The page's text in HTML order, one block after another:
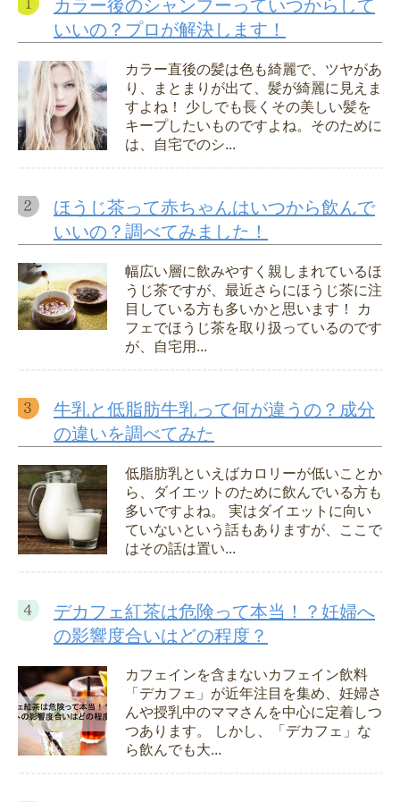
カラー後のシャンプーっていつからして
いいの？プロが解決します！
カラー直後の髪は色も綺麗で、ツヤがあ
り、まとまりが出て、髪が綺麗に見えま
すよね！ 少しでも長くその美しい髪を
キープしたいものですよね。そのために
は、自宅でのシ...
ほうじ茶って赤ちゃんはいつから飲んで
いいの？調べてみました！
幅広い層に飲みやすく親しまれているほ
うじ茶ですが、最近さらにほうじ茶に注
目している方も多いかと思います！ カ
フェでほうじ茶を取り扱っているのです
が、自宅用...
牛乳と低脂肪牛乳って何が違うの？成分
の違いを調べてみた
低脂肪乳といえばカロリーが低いことか
ら、ダイエットのために飲んでいる方も
多いですよね。 実はダイエットに向い
ていないという話もありますが、ここで
はその話は置い...
デカフェ紅茶は危険って本当！？妊婦へ
の影響度合いはどの程度？
カフェインを含まないカフェイン飲料
「デカフェ」が近年注目を集め、妊婦さ
んや授乳中のママさんを中心に定着しつ
つあります。 しかし、「デカフェ」な
ら飲んでも大...